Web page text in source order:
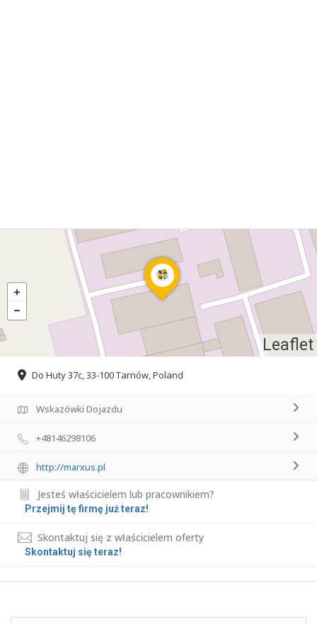
Leaflet
Do Huty 37c, 33-100 Tarnów, Poland
Wskazówki Dojazdu
+48146298106
http://marxus.pl
Jesteś właścicielem lub pracownikiem?
Przejmij tę firmę już teraz!
Skontaktuj się z właścicielem oferty
Skontaktuj się teraz!